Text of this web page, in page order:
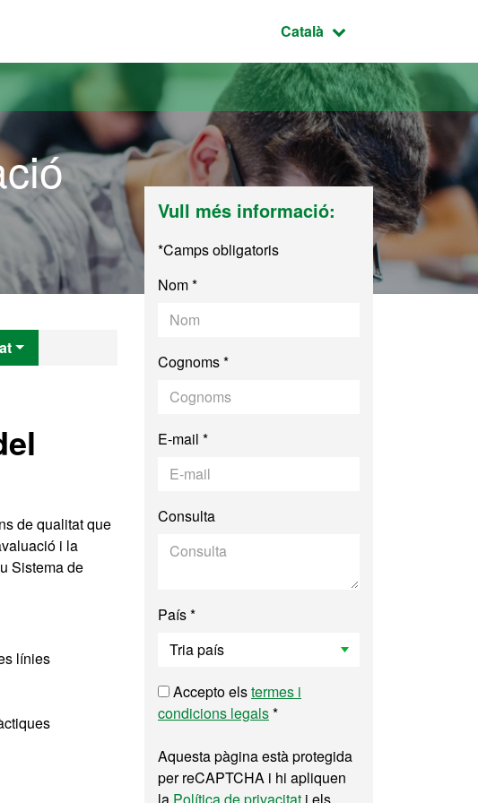
Idioma seleccionat:
Català
Industrial
de qualitat que
i la
Sistema de
línies
Vull més informació:
*Camps obligatoris
Nom *
Cognoms *
E-mail *
Consulta
País *
Accepto elstermes i
condicions legals*
Aquesta pàgina està protegida
per reCAPTCHA i hi apliquen